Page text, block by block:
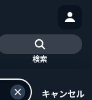
検索
キャンセル